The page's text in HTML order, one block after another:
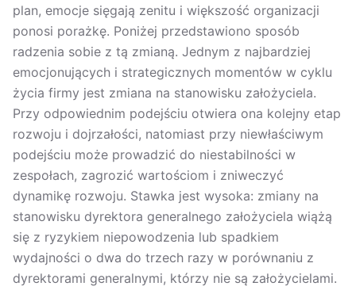
plan, emocje sięgają zenitu i większość organizacji
ponosi porażkę. Poniżej przedstawiono sposób
radzenia sobie z tą zmianą. Jednym z najbardziej
emocjonujących i strategicznych momentów w cyklu
życia firmy jest zmiana na stanowisku założyciela.
Przy odpowiednim podejściu otwiera ona kolejny etap
rozwoju i dojrzałości, natomiast przy niewłaściwym
podejściu może prowadzić do niestabilności w
zespołach, zagrozić wartościom i zniweczyć
dynamikę rozwoju. Stawka jest wysoka: zmiany na
stanowisku dyrektora generalnego założyciela wiążą
się z ryzykiem niepowodzenia lub spadkiem
wydajności o dwa do trzech razy w porównaniu z
dyrektorami generalnymi, którzy nie są założycielami.